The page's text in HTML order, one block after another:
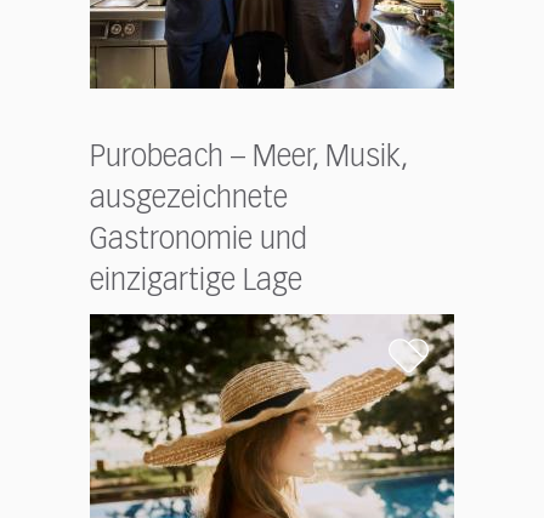
Purobeach – Meer, Musik,
ausgezeichnete
Gastronomie und
einzigartige Lage